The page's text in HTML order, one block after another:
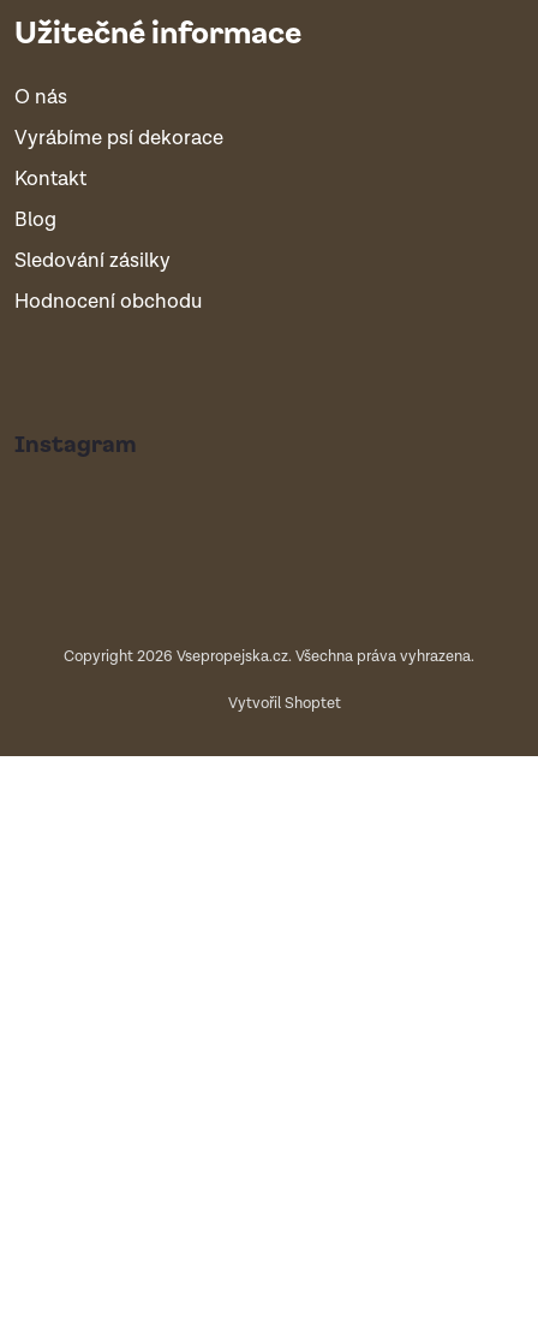
Užitečné informace
O nás
Vyrábíme psí dekorace
Kontakt
Blog
Sledování zásilky
Hodnocení obchodu
Instagram
Vytvořil Shoptet
Copyright 2026 Vsepropejska.cz. Všechna práva vyhrazena.